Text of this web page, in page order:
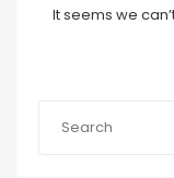
It seems we